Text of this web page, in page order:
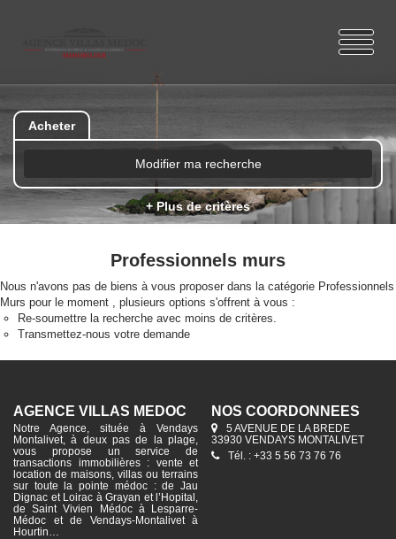
Acheter
Modifier ma recherche
+ Plus de critères
Professionnels murs
Nous n'avons pas de biens à vous proposer dans la catégorie Professionnels
Murs pour le moment , plusieurs options s'offrent à vous :
Re-soumettre la recherche avec moins de critères.
Transmettez-nous votre demande
AGENCE VILLAS MÉDOC
Notre Agence, située à Vendays
Montalivet, à deux pas de la plage,
vous propose un service de
transactions immobilières : vente et
location de maisons, villas ou terrains
sur toute la pointe médoc : de Jau
Dignac et Loirac à Grayan et l’Hopital,
de Saint Vivien Médoc à Lesparre-
Médoc et de Vendays-Montalivet à
Hourtin…
NOS COORDONNÉES
5 AVENUE DE LA BREDE
33930 VENDAYS MONTALIVET
Tél. : +33 5 56 73 76 76